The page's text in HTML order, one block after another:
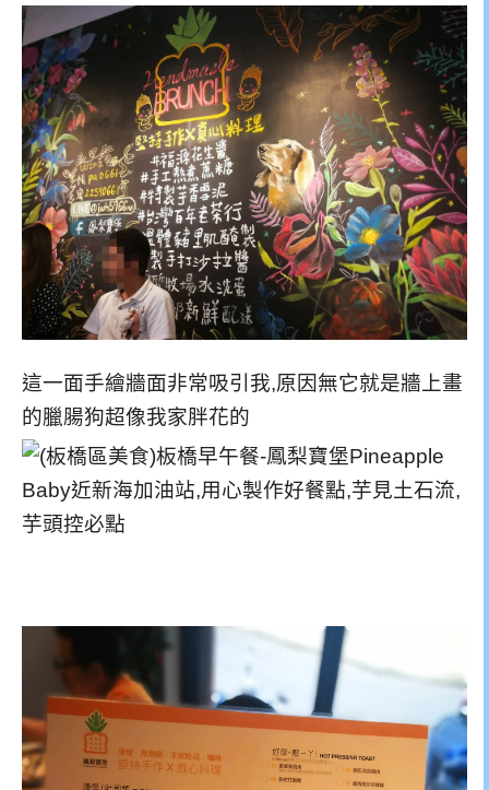
這一面手繪牆面非常吸引我,原因無它就是牆上畫
的臘腸狗超像我家胖花的